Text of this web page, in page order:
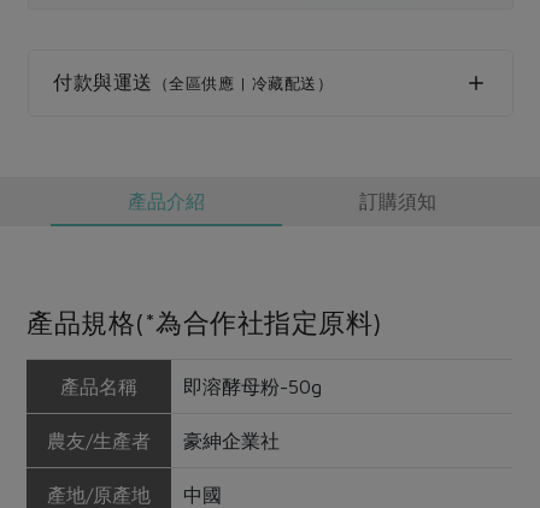
高麗菜海鮮煎餅
付款與運送 （全區供應 | 冷藏配送）
產品介紹 訂購須知
產品規格(*為合作社指定原料)
產品名稱 即溶酵母粉-50g
農友/生產者 豪紳企業社
產地/原產地 中國